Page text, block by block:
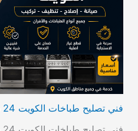
فني تصليح طباخات الكويت 24 ساعة | صيانة أفران الغاز